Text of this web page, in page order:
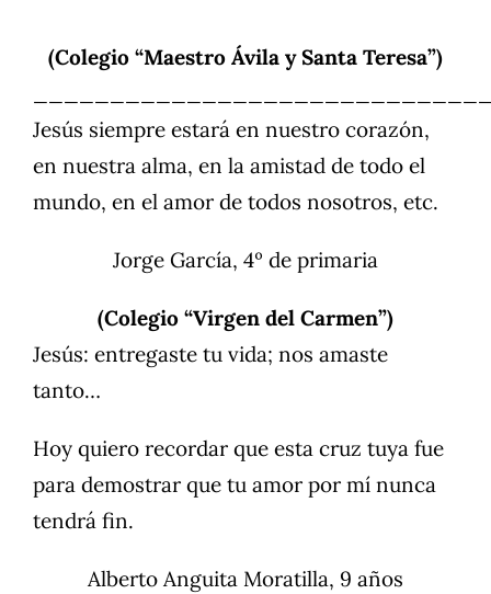
(Colegio “Maestro Ávila y Santa Teresa”)
Jesús siempre estará en nuestro corazón,
en nuestra alma, en la amistad de todo el
mundo, en el amor de todos nosotros, etc.
Jorge García, 4º de primaria
(Colegio “Virgen del Carmen”)
Jesús: entregaste tu vida; nos amaste
tanto…
Hoy quiero recordar que esta cruz tuya fue
para demostrar que tu amor por mí nunca
tendrá fin.
Alberto Anguita Moratilla, 9 años